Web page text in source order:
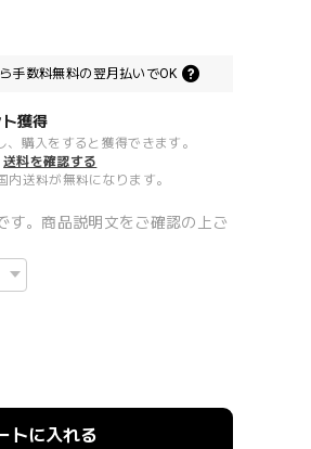
手数料無料の 翌月払いでOK
獲得
、購入をすると獲得できます。
送料を確認する
送料が無料になります。
す。商品説明文をご確認の上ご
トに入れる